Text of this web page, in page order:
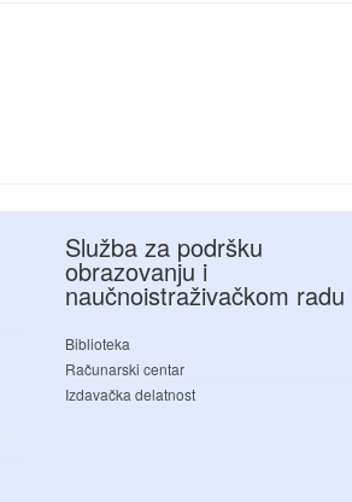
Služba za podršku
obrazovanju i
naučnoistraživačkom radu
Biblioteka
Računarski centar
Izdavačka delatnost